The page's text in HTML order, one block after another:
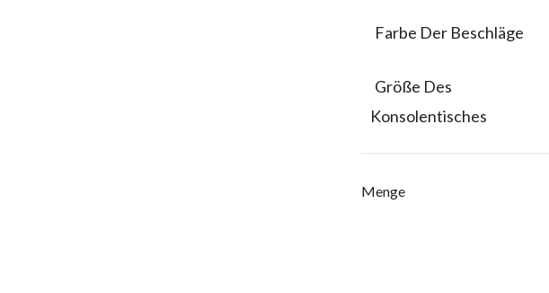
Farbe Der Beschläge
Größe Des
Konsolentisches
Menge